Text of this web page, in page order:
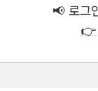
📢 로그
👉